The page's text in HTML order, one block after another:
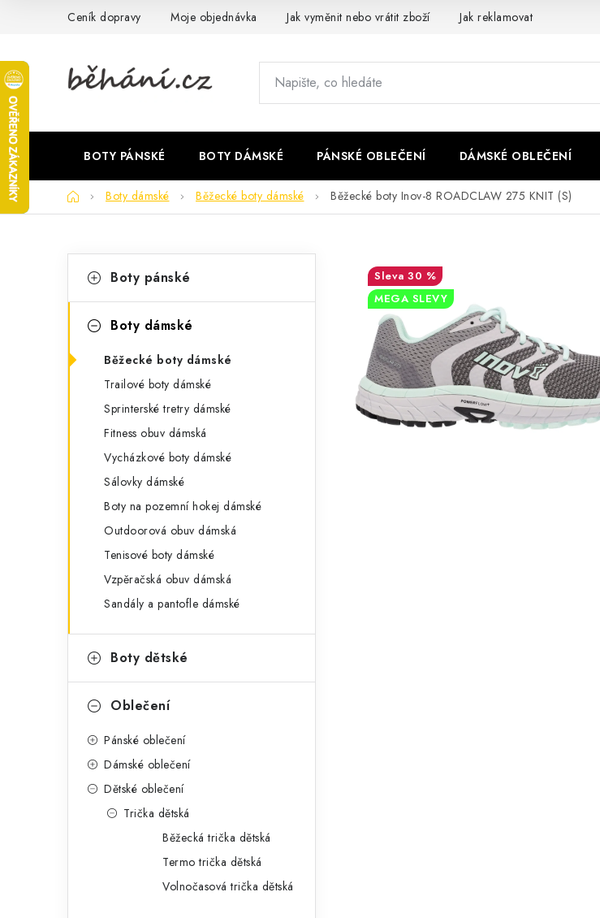
Ceník dopravy Moje objednávka Jak vyměnit nebo vrátit zboží Jak reklamovat
BOTY PÁNSKÉ BOTY DÁMSKÉ PÁNSKÉ OBLEČENÍ DÁMSKÉ OBLEČENÍ
DomůBoty dámské Běžecké boty dámské Běžecké boty Inov-8 ROADCLAW 275 KNIT (S)
o
t
e
kategorie
a
e
g
Boty pánské
Boty dámské
Běžecké boty dámské
Trailové boty dámské
Sprinterské tretry dámské
Fitness obuv dámská
Vycházkové boty dámské
Sálovky dámské
Boty na pozemní hokej dámské
Outdoorová obuv dámská
Tenisové boty dámské
Vzpěračská obuv dámská
Sandály a pantofle dámské
Boty dětské
Oblečení
Pánské oblečení
Dámské oblečení
Dětské oblečení
Trička dětská
Běžecká trička dětská
Termo trička dětská
Volnočasová trička dětská
30 %
MEGA SLEVY